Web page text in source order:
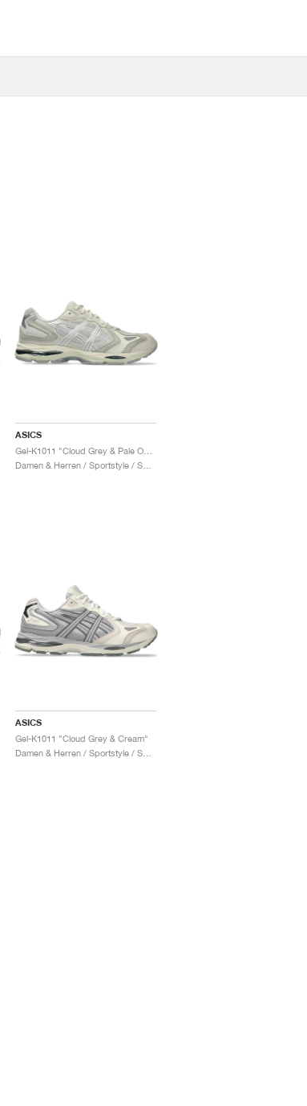
ASICS
ASICS
Gel-K1011 "Cloud Grey & Cream"